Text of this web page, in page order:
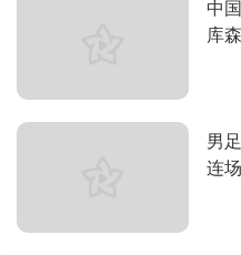
中
库森
男
连场